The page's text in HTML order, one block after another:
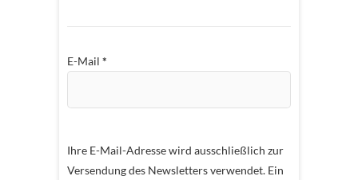
E-Mail *
Ihre E-Mail-Adresse wird ausschließlich zur
Versendung des Newsletters verwendet. Ein